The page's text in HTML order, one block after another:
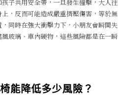
子共用安全帶，一旦發生撞擊，大人往
，反而可能造成嚴重擠壓傷害，等於無
同時在強大衝擊力下，小朋友會瞬間失
玻璃、車內硬物，這些風險都是在一瞬
能降低多少風險？